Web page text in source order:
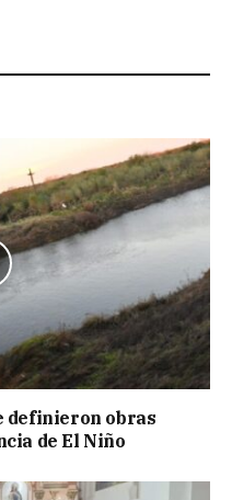
definieron obras
de El Niño